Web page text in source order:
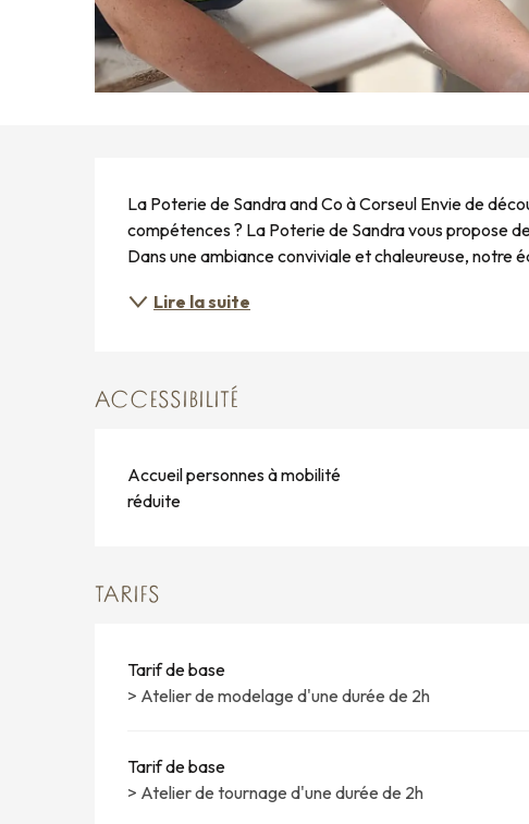
La Poterie de Sandra and Co à Corseul Envie de
compétences ? La Poterie de Sandra vous propose
Dans une ambiance conviviale et chaleureuse, notre
Lire la suite
ACCESSIBILITÉ
Accueil personnes à mobilité
réduite
TARIFS
Tarif de base
> Atelier de modelage d'une durée de 2h
Tarif de base
> Atelier de tournage d'une durée de 2h